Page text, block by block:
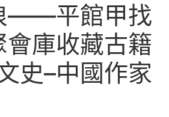
——平館甲找
會庫收藏古籍
史–中國作家